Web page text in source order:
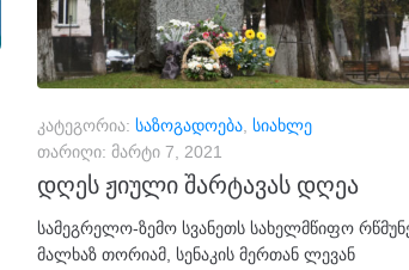
კატეგორია: საზოგადოება, სიახლე
თარიღი: მარტი 7, 2021
დღეს ჟიული შარტავას დღეა
სამეგრელო-ზემო სვანეთს სახელმწიფო
მალხაზ თორიამ, სენაკის მერთან ლევან